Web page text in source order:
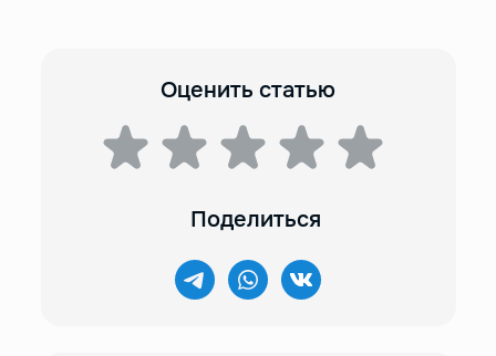
Оценить статью
Поделиться